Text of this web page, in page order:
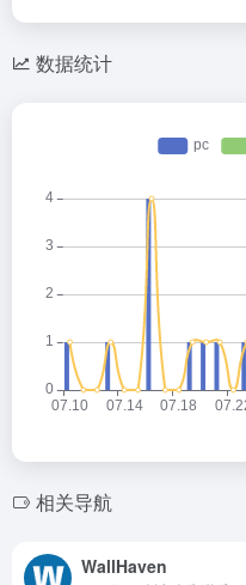
数据统计
相关导航
WallHaven